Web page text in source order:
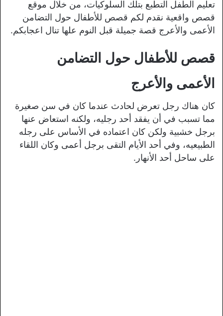
تعليم الطفل التطبع بتلك السلوكيات، من خلال موقع
قصص واقعية نقدم لكم قصص للأطفال حول التضامن
الأعمى والأعرج قصة جميلة قبل النوم علها تنال اعجابكم.
قصص للأطفال حول التضامن
الأعمى والأعرج
كان هناك رجل تعرض لحادث عندما كان في سن صغيرة
مما تسبب في أن يفقد أحد رجليه، ولكنه استعاض عنها
برجل خشبية ولكن كان اعتماده في الأساس على رجله
الطبيعيه، وفي أحد الأيام التقى برجل أعمى وكان اللقاء
على ساحل أحد الأنهار.